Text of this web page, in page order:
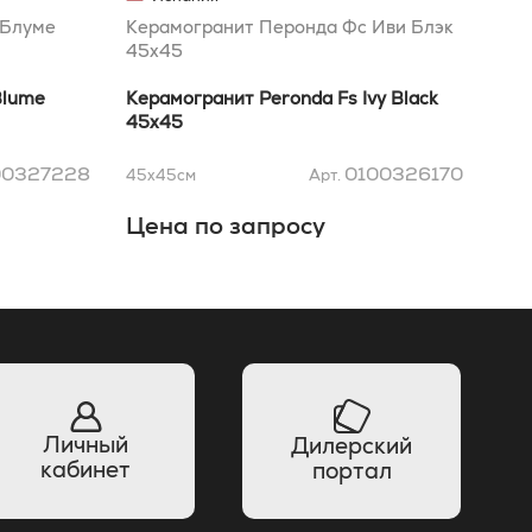
Керамогранит Перонда Фс Иви Блэк
45x45
Керамогранит Peronda Fs Ivy Black
45x45
45x45см Арт. 0100326170
Цена по запросу
Личный
кабинет
Дилерский
портал